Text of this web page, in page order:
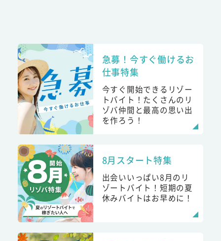
急募！今すぐ働けるお
仕事特集
今すぐ開始できるリゾー
トバイト！たくさんのリ
ゾバ仲間と最高の思い出
を作ろう！
8月スタート特集
出会いいっぱい8月のリ
ゾートバイト！短期の夏
休みバイトはお早めに！